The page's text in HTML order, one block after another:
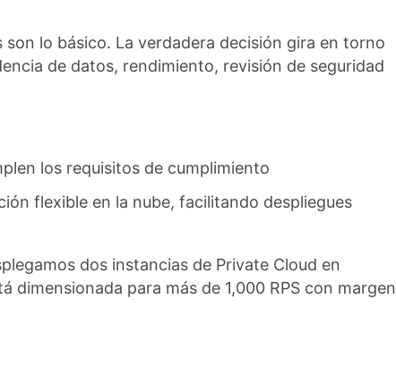
lo básico. La verdadera decisión gira en torno
de datos, rendimiento, revisión de seguridad
los requisitos de cumplimiento
flexible en la nube, facilitando despliegues
dos instancias de Private Cloud en
dimensionada para más de 1,000 RPS con margen